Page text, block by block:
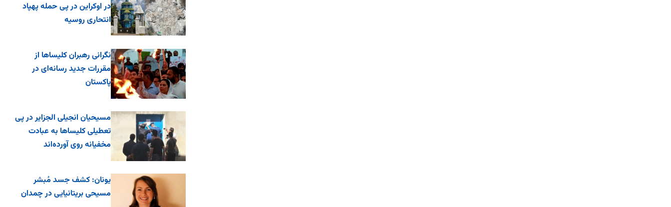
در اوکراین در پی حمله پهپاد
انتحاری روسیه
نگرانی رهبران کلیساها از
مقررات جدید رسانه‌ای در
پاکستان
مسیحیان انجیلی الجزایر در پی
تعطیلی کلیساها به عبادت
مخفیانه روی آورده‌اند
یونان: کشف جسد مُبشر
مسیحی بریتانیایی در چمدان